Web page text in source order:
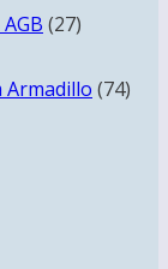
2727
7474